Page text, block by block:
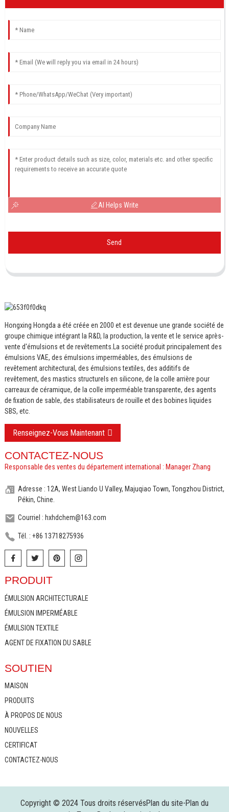
AI Helps Write
Send
Hongxing Hongda a été créée en 2000 et est devenue une grande société de
groupe chimique intégrant la R&D, la production, la vente et le service après-
vente d'émulsions et de revêtements.
La société produit principalement des
émulsions VAE, des émulsions imperméables, des émulsions de
revêtement architectural, des émulsions textiles, des additifs de
revêtement, des mastics structurels en silicone, de la colle arrière pour
carreaux de céramique, de la colle imperméable transparente, des agents
de fixation de sable, des stabilisateurs de rouille et des bobines liquides
SBS, etc.
Renseignez-Vous Maintenant
CONTACTEZ-NOUS
Responsable des ventes du département international : Manager Zhang
Adresse : 12A, West Liando U Valley, Majuqiao Town, Tongzhou District,
Pékin, Chine.
Courriel : hxhdchem@163.com
Tél. : +86 13718275936
PRODUIT
ÉMULSION ARCHITECTURALE
ÉMULSION IMPERMÉABLE
ÉMULSION TEXTILE
AGENT DE FIXATION DU SABLE
SOUTIEN
MAISON
PRODUITS
À PROPOS DE NOUS
NOUVELLES
CERTIFICAT
CONTACTEZ-NOUS
Copyright © 2024 Tous droits réservésPlan du site-Plan du